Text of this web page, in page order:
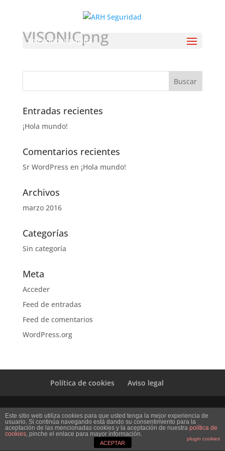
Seleccionar página
VISONICpng
Entradas recientes
¡Hola mundo!
Comentarios recientes
Sr WordPress en ¡Hola mundo!
Archivos
marzo 2016
Categorías
Sin categoría
Meta
Acceder
Feed de entradas
Feed de comentarios
WordPress.org
Política de cookies Aviso legal
Diseño Web Mi empresa
Este sitio web utiliza cookies para que usted tenga la mejor experiencia de
usuario. Si continúa navegando está dando su consentimiento para la
aceptación de las mencionadas cookies y la aceptación de nuestra política de
cookies, pinche el enlace para mayor información.
plugin cookies
ACEPTAR